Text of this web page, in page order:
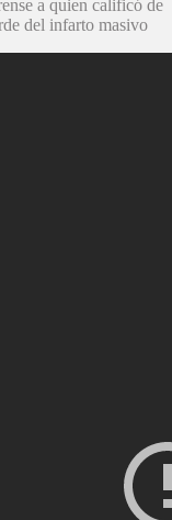
a quien calificó de
del infarto masivo